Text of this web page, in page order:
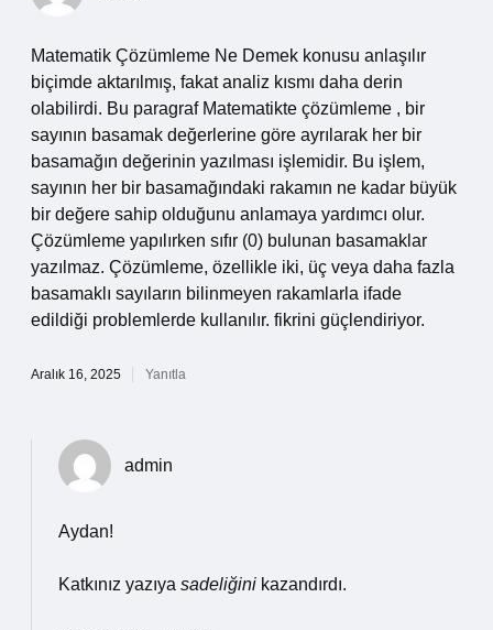
Matematik Çözümleme Ne Demek konusu anlaşılır
biçimde aktarılmış, fakat analiz kısmı daha derin
olabilirdi. Bu paragraf Matematikte çözümleme , bir
sayının basamak değerlerine göre ayrılarak her bir
basamağın değerinin yazılması işlemidir. Bu işlem,
sayının her bir basamağındaki rakamın ne kadar büyük
bir değere sahip olduğunu anlamaya yardımcı olur.
Çözümleme yapılırken sıfır (0) bulunan basamaklar
yazılmaz. Çözümleme, özellikle iki, üç veya daha fazla
basamaklı sayıların bilinmeyen rakamlarla ifade
edildiği problemlerde kullanılır. fikrini güçlendiriyor.
Aralık 16, 2025 Yanıtla
admin
Aydan!
Katkınız yazıya sadeliğini kazandırdı.